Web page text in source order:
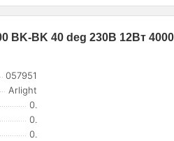
BK-BK 40 deg 230В 12Вт
057951
Arlight
0.
0.
0.